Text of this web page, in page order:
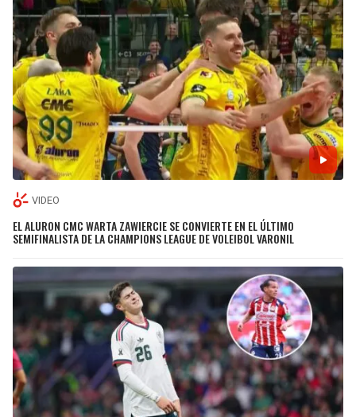
VIDEO
EL ALURON CMC WARTA ZAWIERCIE SE CONVIERTE EN EL ÚLTIMO
SEMIFINALISTA DE LA CHAMPIONS LEAGUE DE VOLEIBOL VARONIL